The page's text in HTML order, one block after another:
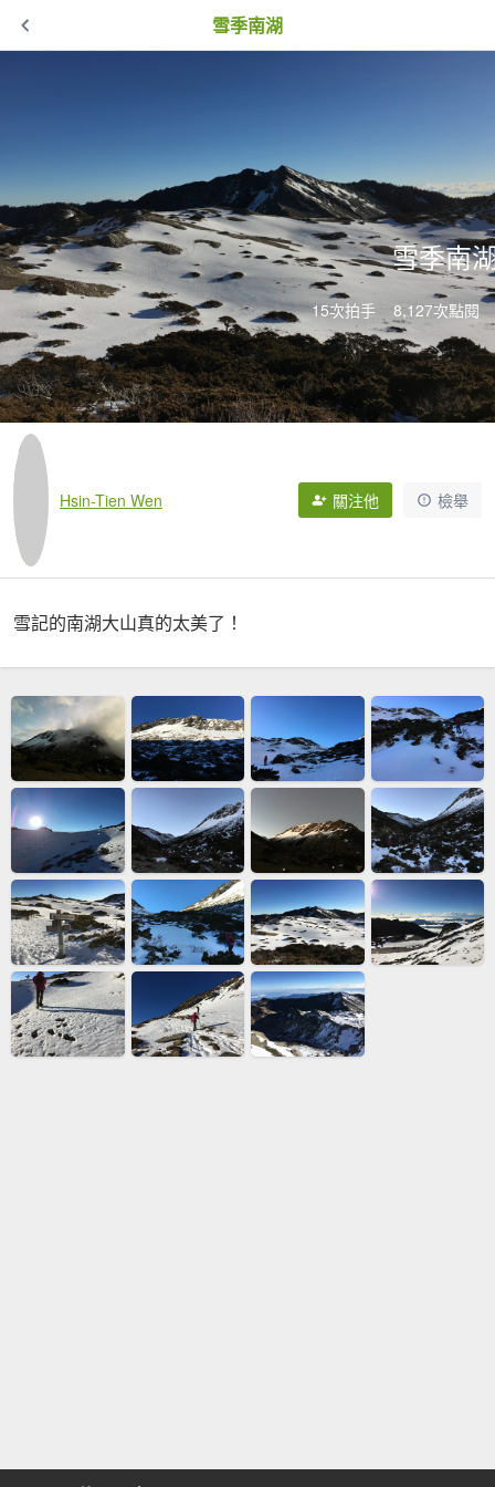
雪季南湖
雪季南
15次拍手 8,127次點閱
Hsin-Tien Wen 關注他 檢舉
雪記的南湖大山真的太美了！